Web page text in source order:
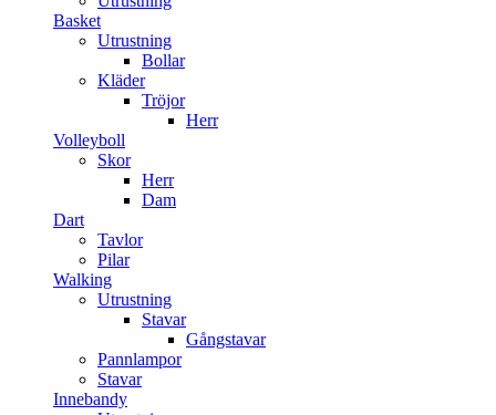
Basket
Utrustning
Bollar
Kläder
Tröjor
Herr
Volleyboll
Skor
Herr
Dam
Dart
Tavlor
Pilar
Walking
Utrustning
Stavar
Gångstavar
Pannlampor
Stavar
Innebandy